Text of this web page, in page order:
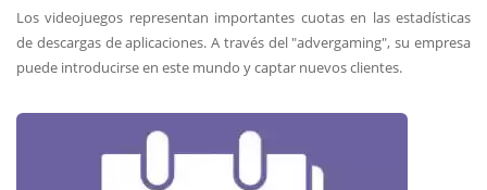
Los videojuegos representan importantes cuotas en las estadísticas
de descargas de aplicaciones. A través del "advergaming", su empresa
puede introducirse en este mundo y captar nuevos clientes.